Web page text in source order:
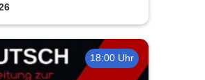
18:00 Uhr